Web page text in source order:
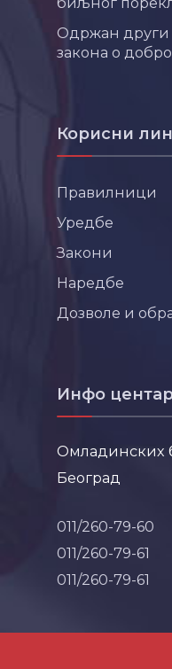
Одржан други
закона о
Корисни
Правилници
Уредбе
Закони
Наредбе
Дозволе и
Инфо
Омладинских
Београд
011/260-79-60
011/260-79-61
011/260-79-61